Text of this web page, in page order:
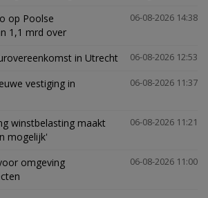
06-08-2026 14:38
op Poolse
1,1 mrd over
06-08-2026 12:53
in Utrecht
06-08-2026 11:37
vestiging in
06-08-2026 11:21
winstbelasting maakt
mogelijk'
06-08-2026 11:00
omgeving